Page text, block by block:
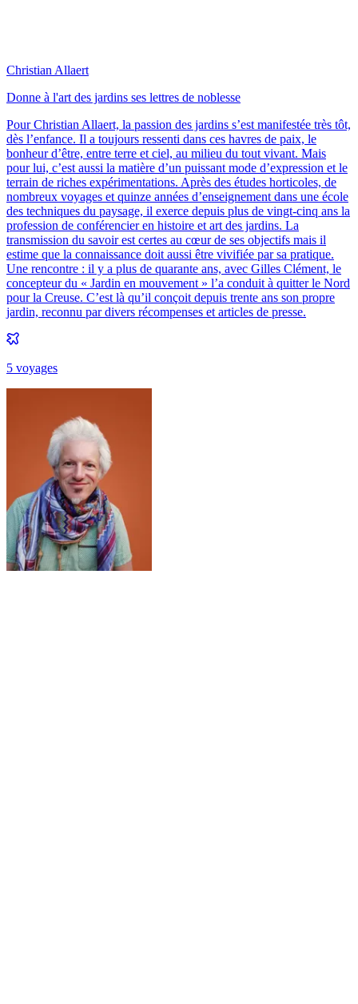
Christian Allaert
Donne à l'art des jardins ses lettres de noblesse
Pour Christian Allaert, la passion des jardins s’est manifestée très tôt,
dès l’enfance. Il a toujours ressenti dans ces havres de paix, le
bonheur d’être, entre terre et ciel, au milieu du tout vivant. Mais
pour lui, c’est aussi la matière d’un puissant mode d’expression et le
terrain de riches expérimentations. Après des études horticoles, de
nombreux voyages et quinze années d’enseignement dans une école
des techniques du paysage, il exerce depuis plus de vingt-cinq ans la
profession de conférencier en histoire et art des jardins. La
transmission du savoir est certes au cœur de ses objectifs mais il
estime que la connaissance doit aussi être vivifiée par sa pratique.
Une rencontre : il y a plus de quarante ans, avec Gilles Clément, le
concepteur du « Jardin en mouvement » l’a conduit à quitter le Nord
pour la Creuse. C’est là qu’il conçoit depuis trente ans son propre
jardin, reconnu par divers récompenses et articles de presse.
5 voyages